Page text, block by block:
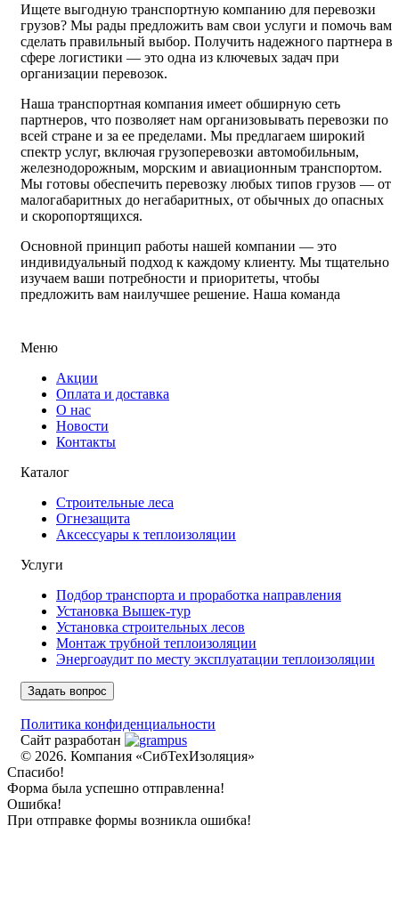
Ищете выгодную транспортную компанию для перевозки
грузов? Мы рады предложить вам свои услуги и помочь вам
сделать правильный выбор. Получить надежного партнера в
сфере логистики — это одна из ключевых задач при
организации перевозок.
Наша транспортная компания имеет обширную сеть
партнеров, что позволяет нам организовывать перевозки по
всей стране и за ее пределами. Мы предлагаем широкий
спектр услуг, включая грузоперевозки автомобильным,
железнодорожным, морским и авиационным транспортом.
Мы готовы обеспечить перевозку любых типов грузов — от
малогабаритных до негабаритных, от обычных до опасных
и скоропортящихся.
Основной принцип работы нашей компании — это
индивидуальный подход к каждому клиенту. Мы тщательно
изучаем ваши потребности и приоритеты, чтобы
предложить вам наилучшее решение. Наша команда
перевозки.
Сотрудничество с нами обещает быть не только выгодным,
но и комфортным. Мы гарантируем своевременную и
безопасную доставку грузов, а также прозрачные условия
работы. Возможность отслеживания статуса груза в режиме
реального времени, страхование грузов и гибкие условия
оплаты — вот то, что мы предлагаем вам.
уже сегодня и поручите нам свои грузоперевозки. Мы
гарантируем, что сотрудничество с нашей транспортной
компанией будет успешным и приятным опытом для вас.
Меню
Акции
Оплата и доставка
О нас
Новости
Контакты
Каталог
Строительные леса
Огнезащита
Аксессуары к теплоизоляции
Услуги
Подбор транспорта и проработка направления
Установка Вышек-тур
Установка строительных лесов
Монтаж трубной теплоизоляции
Энергоаудит по месту эксплуатации теплоизоляции
Задать вопрос
Политика конфиденциальности
Сайт разработан
© 2026. Компания «СибТехИзоляция»
Спасибо!
Форма была успешно отправленна!
Ошибка!
При отправке формы возникла ошибка!